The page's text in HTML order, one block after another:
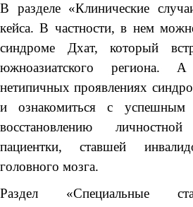
В разделе «Клинические
кейса. В частности, в нем
синдроме Дхат, который
южноазиатского региона.
нетипичных проявлениях
и ознакомиться с
восстановлению
пациентки, ставшей
головного мозга.
Раздел «Специальные